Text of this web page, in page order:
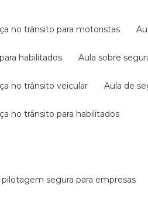
no trânsito para motoristas
habilitados aula sobre
no trânsito veicular aula de
no trânsito para habilitados
segura para empresas